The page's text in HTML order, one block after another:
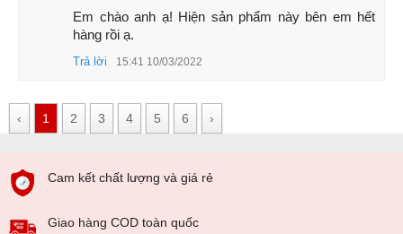
những trải nghiệm sử dụng liên tục mà không lo hết pin.
Em chào anh ạ! Hiện sản phẩm này bên em hết
hàng rồi ạ.
Trả lời 15:41 10/03/2022
‹ 1 2 3 4 5 6 ›
Cam kết chất lượng và giá rẻ
Giao hàng COD toàn quốc